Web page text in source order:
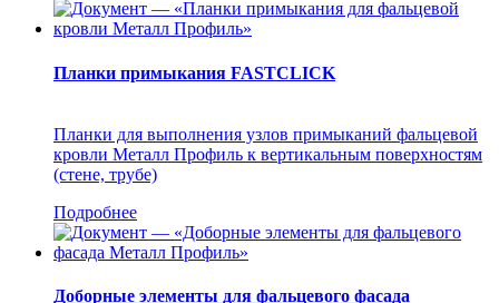
Планки примыкания FASTCLICK
Планки для выполнения узлов примыканий фальцевой
кровли Металл Профиль к вертикальным поверхностям
(стене, трубе)
Подробнее
Доборные элементы для фальцевого фасада